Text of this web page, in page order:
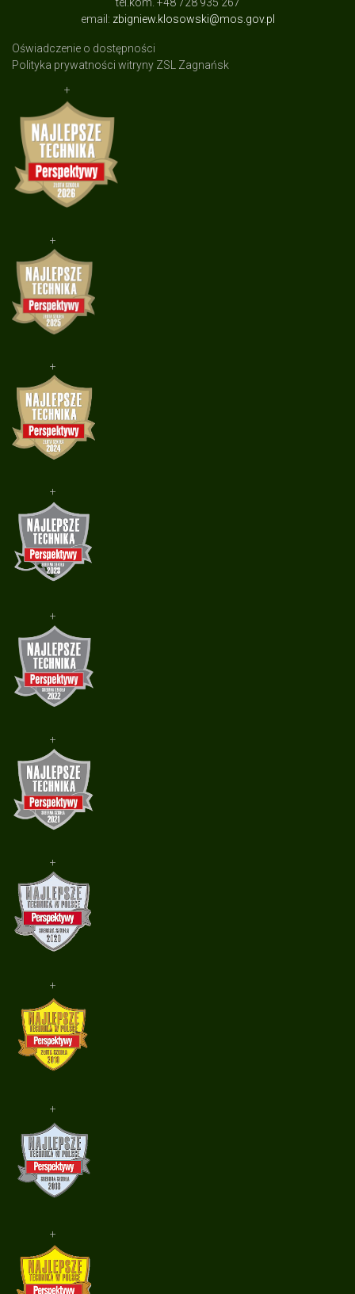
email: zbigniew.klosowski@mos.gov.pl
Oświadczenie o dostępności
Polityka prywatności witryny ZSL Zagnańsk
+
+
+
+
+
+
+
+
+
+